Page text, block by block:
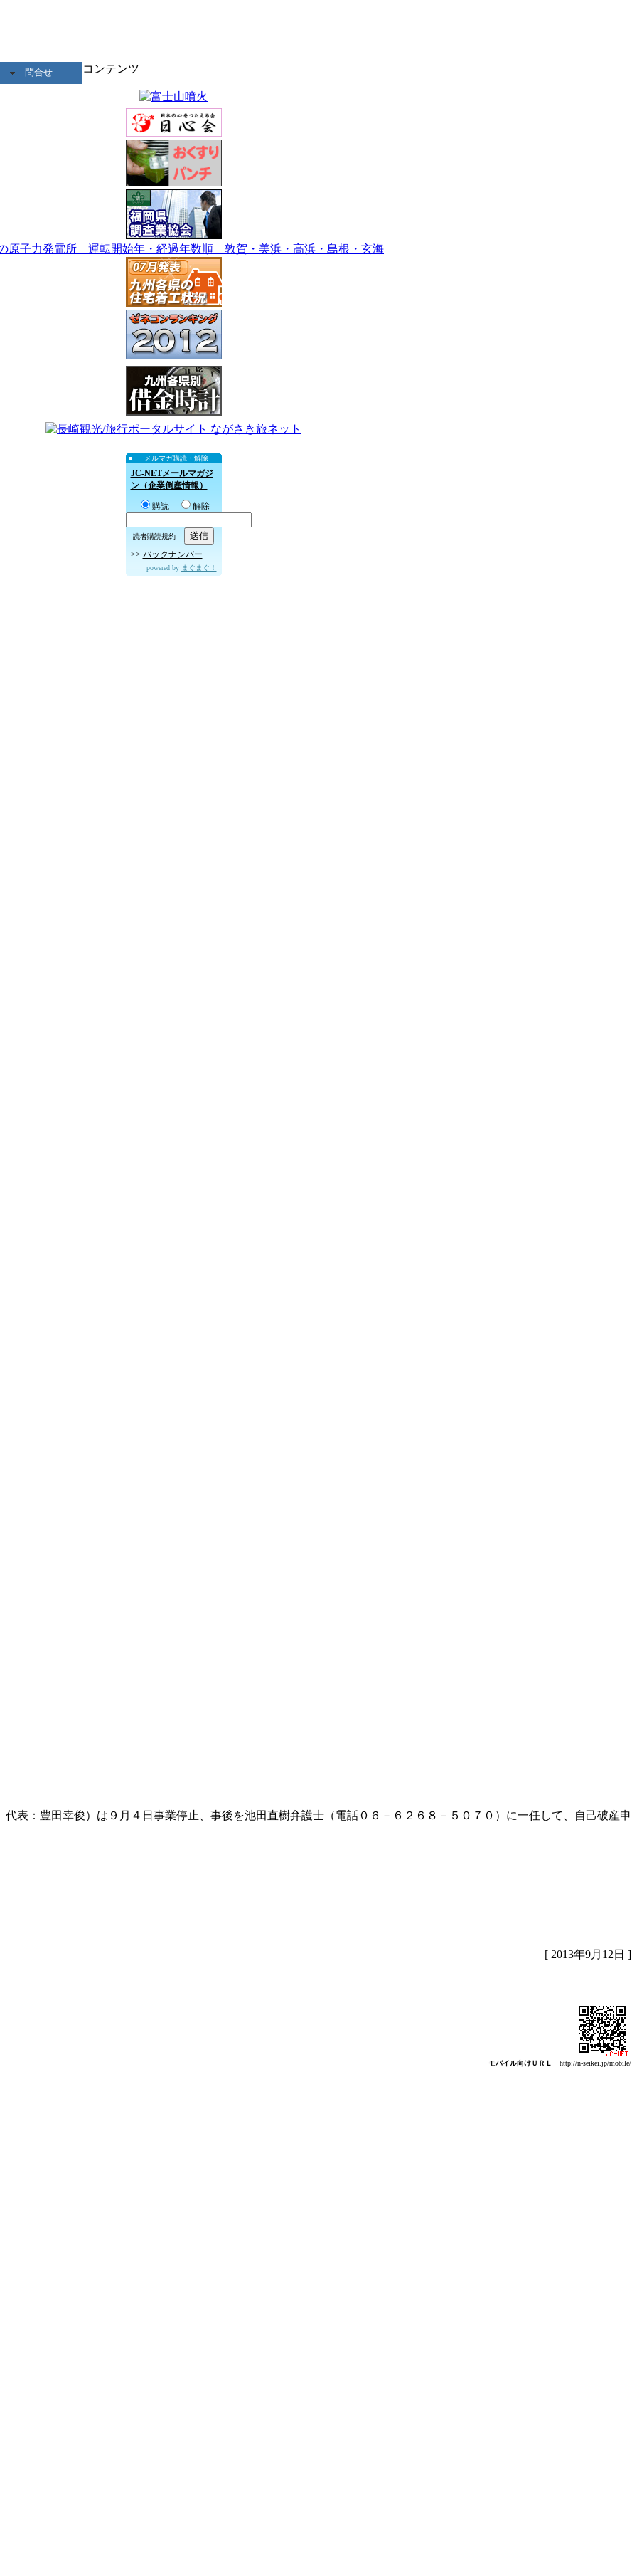
問合せ コンテンツ
メルマガ購読・解除
JC-NETメールマガジ
ン（企業倒産情報）
購読 解除
読者購読規約
>> バックナンバー
powered by まぐまぐ！
表：豊田幸俊）は９月４日事業停止、事後を池田直樹弁護士（電話０６－６２６８－５０７０）に一任して、自己破産申
[ 2013年9月12日 ]
モバイル向けＵＲＬ http://n-seikei.jp/mobile/